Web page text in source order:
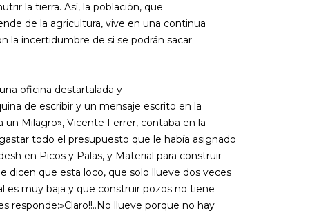
la tierra. Así, la población, que
de la agricultura, vive en una continua
la incertidumbre de si se podrán sacar
oficina destartalada y
de escribir y un mensaje escrito en la
un Milagro», Vicente Ferrer, contaba en la
todo el presupuesto que le había asignado
en Picos y Palas, y Material para construir
dicen que esta loco, que solo llueve dos veces
es muy baja y que construir pozos no tiene
responde:»Claro!!..No llueve porque no hay